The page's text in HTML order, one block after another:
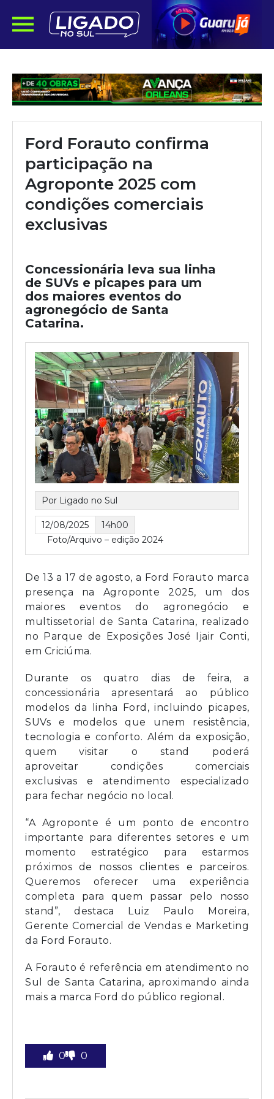
Ford Forauto confirma
participação na
Agroponte 2025 com
condições comerciais
exclusivas
Concessionária leva sua linha
de SUVs e picapes para um
dos maiores eventos do
agronegócio de Santa
Catarina.
Por Ligado no Sul
12/08/2025
14h00
Foto/Arquivo – edição 2024
De 13 a 17 de agosto, a Ford Forauto marca
presença na Agroponte 2025, um dos
maiores eventos do agronegócio e
multissetorial de Santa Catarina, realizado
no Parque de Exposições José Ijair Conti,
em Criciúma.
Durante os quatro dias de feira, a
concessionária apresentará ao público
modelos da linha Ford, incluindo picapes,
SUVs e modelos que unem resistência,
tecnologia e conforto. Além da exposição,
quem visitar o stand poderá
aproveitar condições comerciais
exclusivas e atendimento especializado
para fechar negócio no local.
“A Agroponte é um ponto de encontro
importante para diferentes setores e um
momento estratégico para estarmos
próximos de nossos clientes e parceiros.
Queremos oferecer uma experiência
completa para quem passar pelo nosso
stand”, destaca Luiz Paulo Moreira,
Gerente Comercial de Vendas e Marketing
da Ford Forauto.
A Forauto é referência em atendimento no
Sul de Santa Catarina, aproximando ainda
mais a marca Ford do público regional.
0 0